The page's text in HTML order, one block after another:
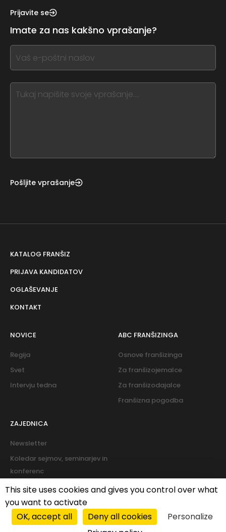
this,
this
form
field
blank
Prijavite se
Imate za nas kakšno vprašanje?
If
you
this,
Pošljite vprašanje
KATALOG FRANŠIZ
PRIJAVA KANDIDATOV
OGLAŠEVANJE
KONTAKT
NOVICE
Regija
Svet
Intervju tedna
ABC FRANŠIZINGA
Osnove franšizinga
Za franšizojemalce
Za franšizodajalce
Franšizna pogodba
ZAJEDNICA
Newsletter
Koledar sejmov, seminarjev in
konferenc
Forum
Pravilnik o piškotkih|Pravilnik o zasebnosti
This site uses cookies and gives you control over what
you want to activate
OK, accept all
Deny all cookies
Personalize